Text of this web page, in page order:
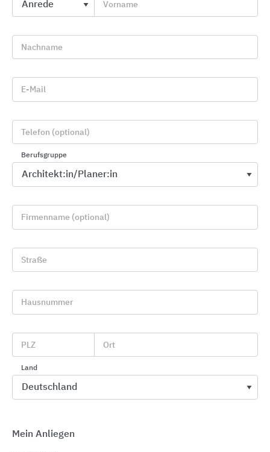
CWS PureLine Waschraumausstattungen
Vorname
Nachname
E-Mail
Telefon (optional)
Berufsgruppe
Firmenname (optional)
Straße
Hausnummer
PLZ Ort
Land
Mein Anliegen